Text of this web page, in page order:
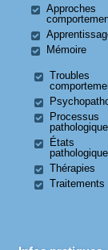
Approches
Mémoire
Troubles
Processus
États
Thérapies
Traitements